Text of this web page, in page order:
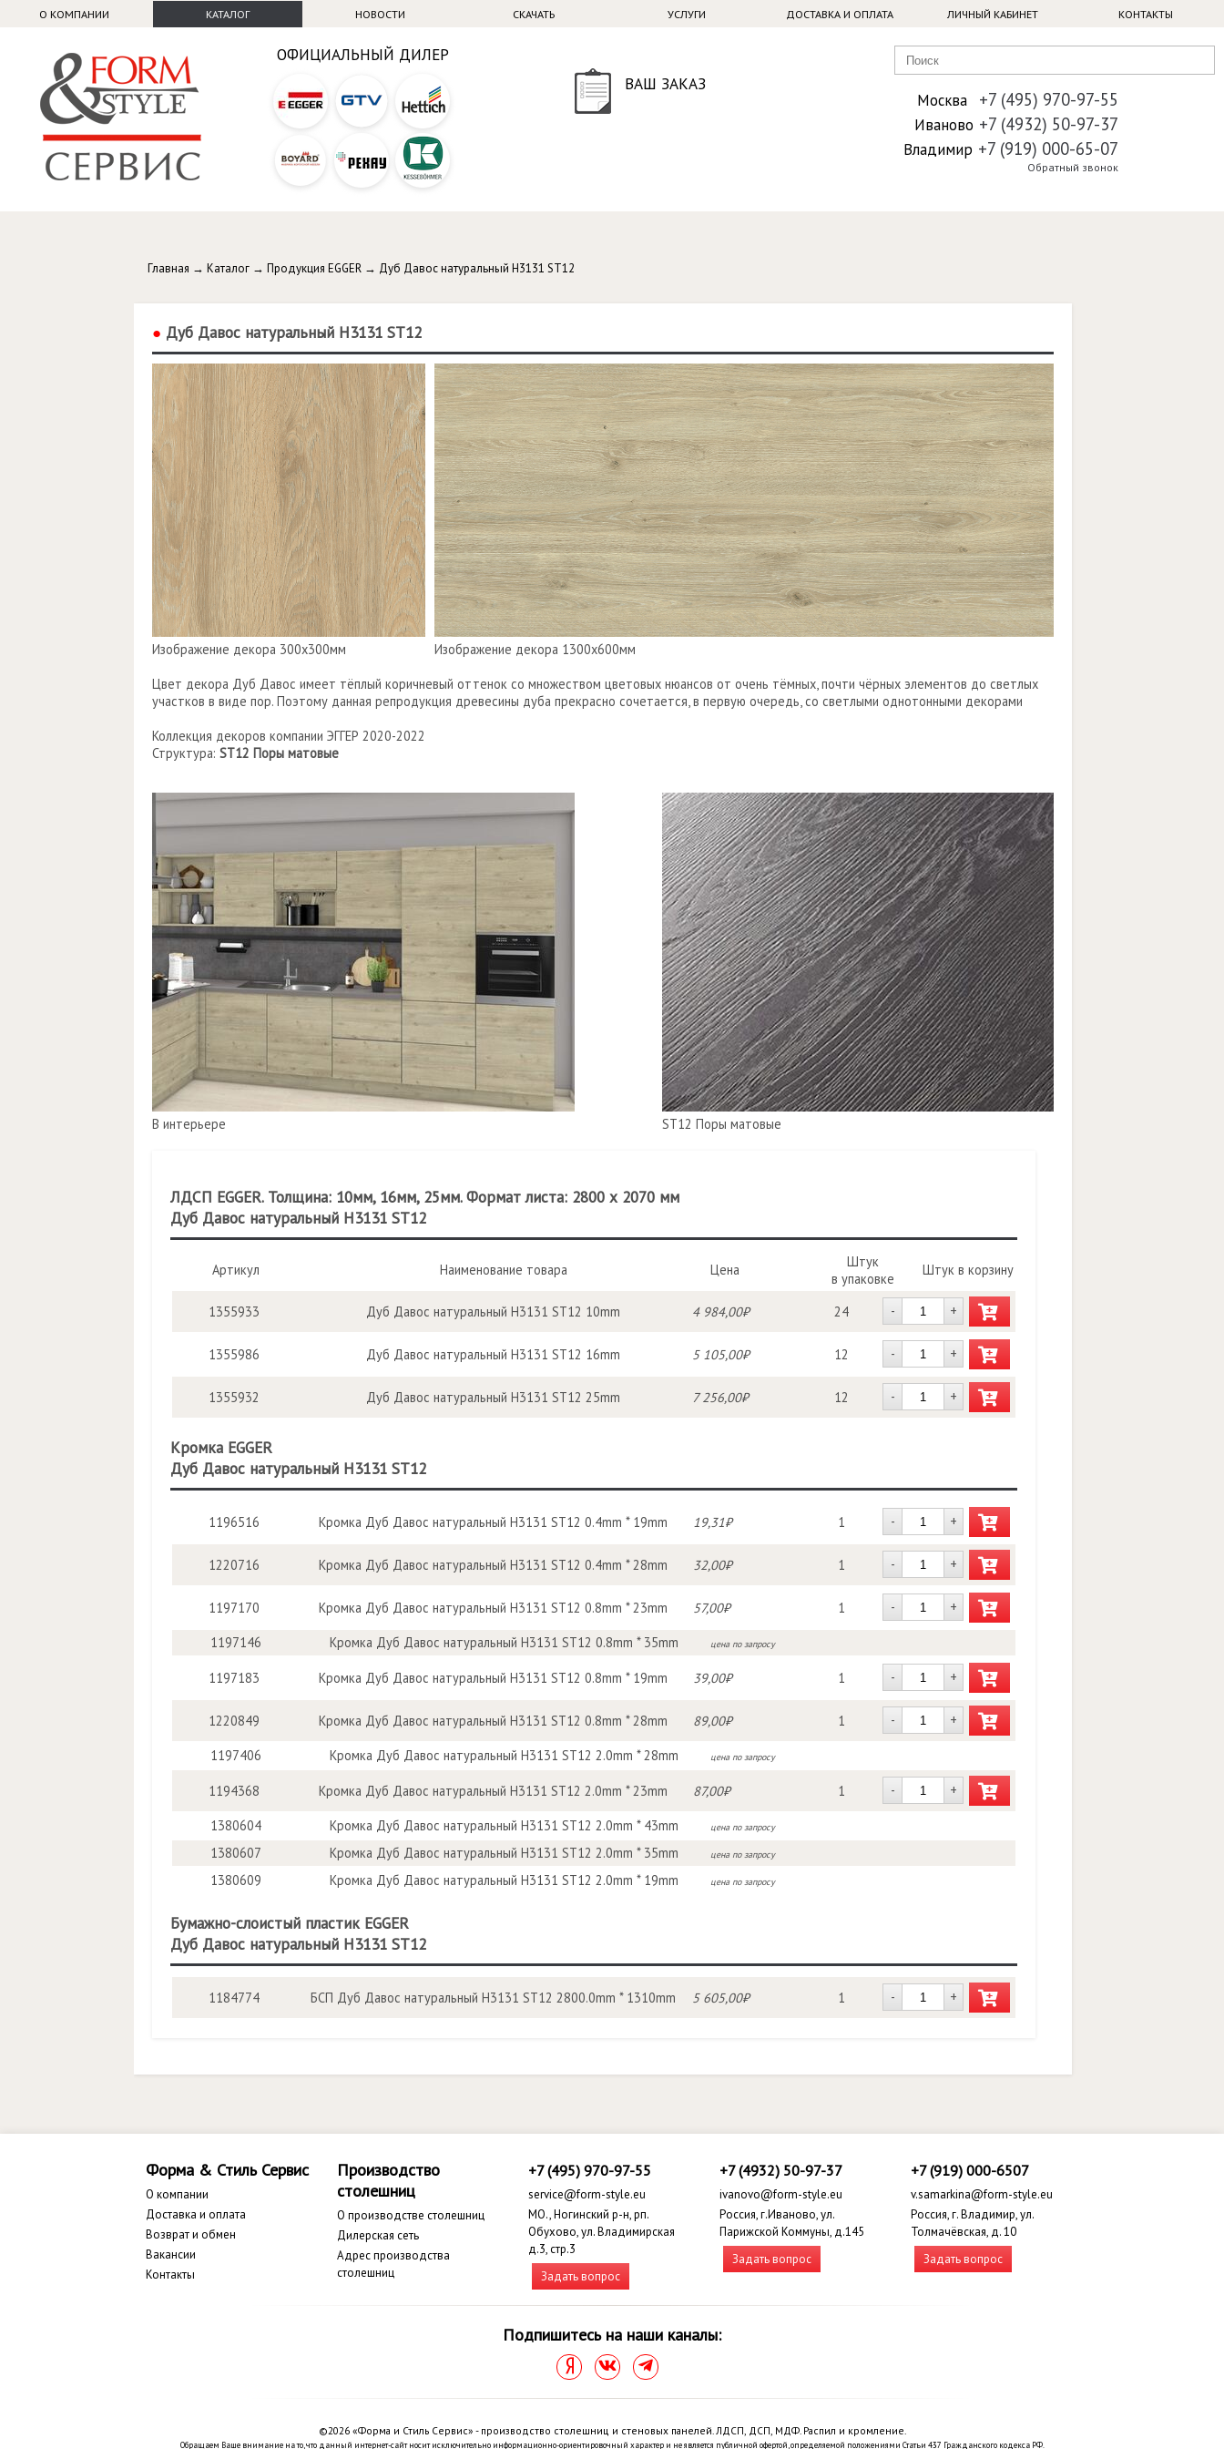
О КОМПАНИИ КАТАЛОГ НОВОСТИ СКАЧАТЬ УСЛУГИ ДОСТАВКА И ОПЛАТА ЛИЧНЫЙ КАБИНЕТ КОНТАКТЫ
ОФИЦИАЛЬНЫЙ ДИЛЕР
ВАШ ЗАКАЗ
Москва +7 (495) 970-97-55
Иваново +7 (4932) 50-97-37
Владимир +7 (919) 000-65-07
Обратный звонок
Главная → Каталог → Продукция EGGER → Дуб Давос натуральный H3131 ST12
● Дуб Давос натуральный H3131 ST12
Изображение декора 300х300мм
Изображение декора 1300х600мм
Цвет декора Дуб Давос имеет тёплый коричневый оттенок со множеством цветовых нюансов от очень тёмных, почти чёрных элементов до светлых
участков в виде пор. Поэтому данная репродукция древесины дуба прекрасно сочетается, в первую очередь, со светлыми однотонными декорами
Коллекция декоров компании ЭГГЕР 2020-2022
Структура: ST12 Поры матовые
В интерьере ST12 Поры матовые
ЛДСП EGGER. Толщина: 10мм, 16мм, 25мм. Формат листа: 2800 х 2070 мм
Дуб Давос натуральный H3131 ST12
Артикул Наименование товара Цена
Штук
в упаковке
Штук в корзину
1355933 Дуб Давос натуральный H3131 ST12 10mm 4 984,00₽ 24 - +
1355986 Дуб Давос натуральный H3131 ST12 16mm 5 105,00₽ 12 - +
1355932 Дуб Давос натуральный H3131 ST12 25mm 7 256,00₽ 12 - +
Кромка EGGER
Дуб Давос натуральный H3131 ST12
1196516 Кромка Дуб Давос натуральный H3131 ST12 0.4mm * 19mm 19,31₽ 1 - +
1220716 Кромка Дуб Давос натуральный H3131 ST12 0.4mm * 28mm 32,00₽ 1 - +
1197170 Кромка Дуб Давос натуральный H3131 ST12 0.8mm * 23mm 57,00₽ 1 - +
1197146 Кромка Дуб Давос натуральный H3131 ST12 0.8mm * 35mm цена по запросу
1197183 Кромка Дуб Давос натуральный H3131 ST12 0.8mm * 19mm 39,00₽ 1 - +
1220849 Кромка Дуб Давос натуральный H3131 ST12 0.8mm * 28mm 89,00₽ 1 - +
1197406 Кромка Дуб Давос натуральный H3131 ST12 2.0mm * 28mm цена по запросу
1194368 Кромка Дуб Давос натуральный H3131 ST12 2.0mm * 23mm 87,00₽ 1 - +
1380604 Кромка Дуб Давос натуральный H3131 ST12 2.0mm * 43mm цена по запросу
1380607 Кромка Дуб Давос натуральный H3131 ST12 2.0mm * 35mm цена по запросу
1380609 Кромка Дуб Давос натуральный H3131 ST12 2.0mm * 19mm цена по запросу
Бумажно-слоистый пластик EGGER
Дуб Давос натуральный H3131 ST12
1184774 БСП Дуб Давос натуральный H3131 ST12 2800.0mm * 1310mm 5 605,00₽ 1 - +
Форма & Стиль Сервис
О компании
Доставка и оплата
Возврат и обмен
Вакансии
Контакты
Производство
столешниц
О производстве столешниц
Дилерская сеть
Адрес производства
столешниц
+7 (495) 970-97-55
service@form-style.eu
МО., Ногинский р-н, рп.
Обухово, ул. Владимирская
д.3, стр.3
Задать вопрос
+7 (4932) 50-97-37
ivanovo@form-style.eu
Россия, г.Иваново, ул.
Парижской Коммуны, д.145
Задать вопрос
+7 (919) 000-6507
v.samarkina@form-style.eu
Россия, г. Владимир, ул.
Толмачёвская, д. 10
Задать вопрос
Подпишитесь на наши каналы:
©2026 «Форма и Стиль Сервис» - производство столешниц и стеновых панелей. ЛДСП, ДСП, МДФ. Распил и кромление.
Обращаем Ваше внимание на то, что данный интернет-сайт носит исключительно информационно-ориентировочный характер и не является публичной офертой, определяемой положениями Статьи 437 Гражданского кодекса РФ.